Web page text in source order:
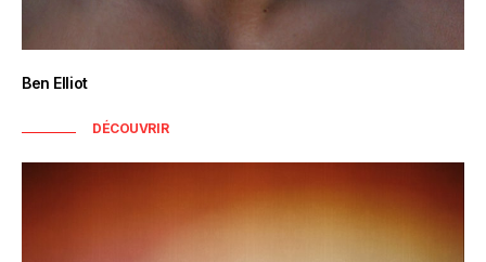
Ben Elliot
DÉCOUVRIR